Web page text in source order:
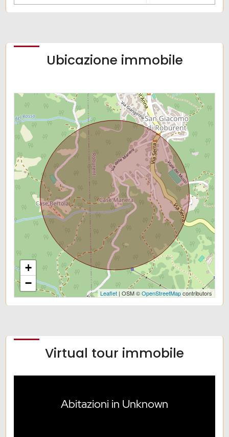
Ubicazione immobile
+
−
Leaflet| OSM ©OpenStreetMapcontributors
Virtual tour immobile